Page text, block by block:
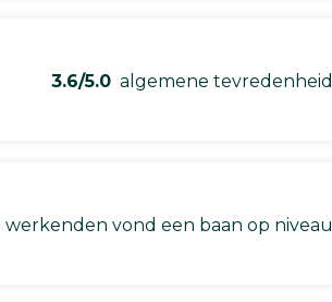
3.6/5.0 algemene tevredenheid
werkenden vond een baan op niveau